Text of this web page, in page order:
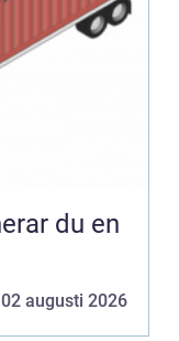
02 augusti 2026